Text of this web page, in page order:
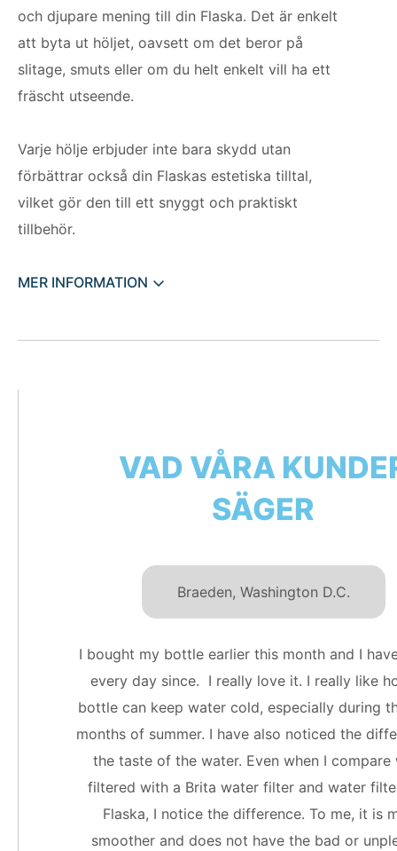
och djupare mening till din Flaska. Det är enkelt
att byta ut höljet, oavsett om det beror på
slitage, smuts eller om du helt enkelt vill ha ett
fräscht utseende.
Varje hölje erbjuder inte bara skydd utan
förbättrar också din Flaskas estetiska tilltal,
vilket gör den till ett snyggt och praktiskt
tillbehör.
MER INFORMATION
VAD VÅRA
SÄGER
Braeden, Washington D.C.
I bought my bottle earlier this month and I
every day since. I really love it. I really like
bottle can keep water cold, especially during
months of summer. I have also noticed the
the taste of the water. Even when I compare
filtered with a Brita water filter and water
Flaska, I notice the difference. To me, it is
smoother and does not have the bad or